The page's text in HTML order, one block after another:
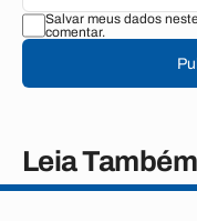
Salvar meus dados
comentar.
Leia Também